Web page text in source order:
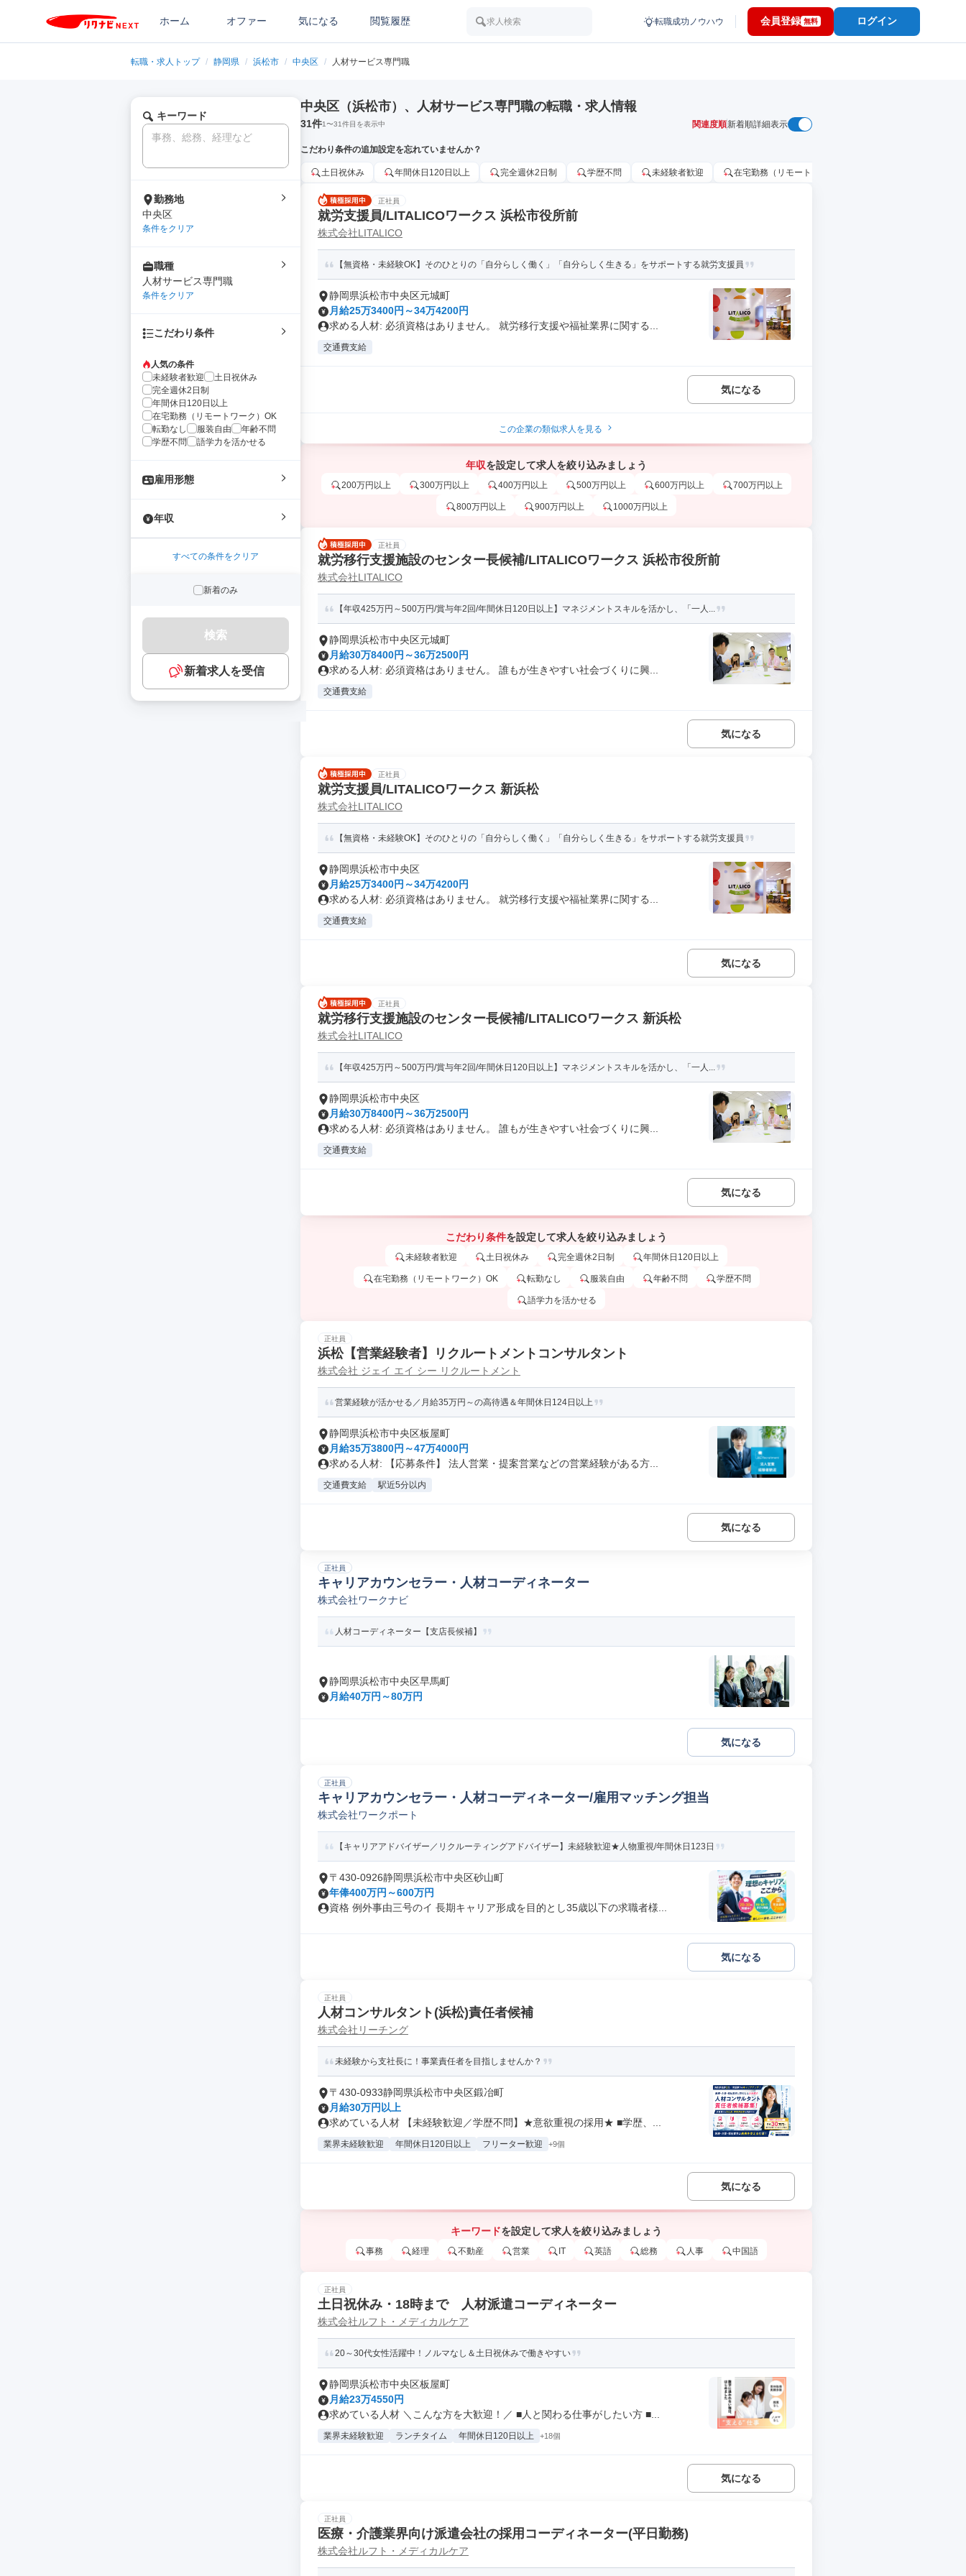
ホーム オファー 気になる 閲覧履歴 求人検索 転職成功ノウハウ 会員登録 無料 ログイン
転職・求人トップ / 静岡県 / 浜松市 / 中央区 / 人材サービス専門職
キーワード
勤務地
中央区
条件をクリア
職種
人材サービス専門職
条件をクリア
こだわり条件
人気の条件
未経験者歓迎
土日祝休み
完全週休2日制
年間休日120日以上
在宅勤務（リモートワーク）OK
転勤なし
服装自由
年齢不問
学歴不問
語学力を活かせる
雇用形態
年収
すべての条件をクリア
新着のみ
検索
新着求人を受信
中央区（浜松市）、人材サービス専門職の転職・求人情報
31件1〜31件目を表示中 関連度順新着順詳細表示
こだわり条件の追加設定を忘れていませんか？
土日祝休み 年間休日120日以上 完全週休2日制 学歴不問 未経験者歓迎 在宅勤務（リモートワーク）OK
正社員
就労支援員/LITALICOワークス 浜松市役所前
株式会社LITALICO
【無資格・未経験OK】そのひとりの「自分らしく働く」「自分らしく生きる」をサポートする就労支援員
静岡県浜松市中央区元城町
月給25万3400円～34万4200円
求める人材: 必須資格はありません。 就労移行支援や福祉業界に関する...
交通費支給
気になる
この企業の類似求人を見る
年収を設定して求人を絞り込みましょう
200万円以上 300万円以上 400万円以上 500万円以上 600万円以上 700万円以上
800万円以上 900万円以上 1000万円以上
正社員
就労移行支援施設のセンター長候補/LITALICOワークス 浜松市役所前
株式会社LITALICO
【年収425万円～500万円/賞与年2回/年間休日120日以上】マネジメントスキルを活かし、「一人...
静岡県浜松市中央区元城町
月給30万8400円～36万2500円
求める人材: 必須資格はありません。 誰もが生きやすい社会づくりに興...
交通費支給
気になる
正社員
就労支援員/LITALICOワークス 新浜松
株式会社LITALICO
【無資格・未経験OK】そのひとりの「自分らしく働く」「自分らしく生きる」をサポートする就労支援員
静岡県浜松市中央区
月給25万3400円～34万4200円
求める人材: 必須資格はありません。 就労移行支援や福祉業界に関する...
交通費支給
気になる
正社員
就労移行支援施設のセンター長候補/LITALICOワークス 新浜松
株式会社LITALICO
【年収425万円～500万円/賞与年2回/年間休日120日以上】マネジメントスキルを活かし、「一人...
静岡県浜松市中央区
月給30万8400円～36万2500円
求める人材: 必須資格はありません。 誰もが生きやすい社会づくりに興...
交通費支給
気になる
こだわり条件を設定して求人を絞り込みましょう
未経験者歓迎 土日祝休み 完全週休2日制 年間休日120日以上
在宅勤務（リモートワーク）OK 転勤なし 服装自由 年齢不問 学歴不問
語学力を活かせる
正社員
浜松【営業経験者】リクルートメントコンサルタント
株式会社 ジェイ エイ シー リクルートメント
営業経験が活かせる／月給35万円～の高待遇＆年間休日124日以上
静岡県浜松市中央区板屋町
月給35万3800円～47万4000円
求める人材: 【応募条件】 法人営業・提案営業などの営業経験がある方...
交通費支給 駅近5分以内
気になる
正社員
キャリアカウンセラー・人材コーディネーター
株式会社ワークナビ
人材コーディネーター【支店長候補】
静岡県浜松市中央区早馬町
月給40万円～80万円
気になる
正社員
キャリアカウンセラー・人材コーディネーター/雇用マッチング担当
株式会社ワークポート
【キャリアアドバイザー／リクルーティングアドバイザー】未経験歓迎★人物重視/年間休日123日
〒430-0926静岡県浜松市中央区砂山町
年俸400万円～600万円
資格 例外事由三号のイ 長期キャリア形成を目的とし35歳以下の求職者様...
気になる
正社員
人材コンサルタント(浜松)責任者候補
株式会社リーチング
未経験から支社長に！事業責任者を目指しませんか？
〒430-0933静岡県浜松市中央区鍛冶町
月給30万円以上
求めている人材 【未経験歓迎／学歴不問】★意欲重視の採用★ ■学歴、...
業界未経験歓迎 年間休日120日以上 フリーター歓迎 +9個
気になる
キーワードを設定して求人を絞り込みましょう
事務 経理 不動産 営業 IT 英語 総務 人事 中国語
正社員
土日祝休み・18時まで 人材派遣コーディネーター
株式会社ルフト・メディカルケア
20～30代女性活躍中！ノルマなし＆土日祝休みで働きやすい
静岡県浜松市中央区板屋町
月給23万4550円
求めている人材 ＼こんな方を大歓迎！／ ■人と関わる仕事がしたい方 ■...
業界未経験歓迎 ランチタイム 年間休日120日以上 +18個
気になる
正社員
医療・介護業界向け派遣会社の採用コーディネーター(平日勤務)
株式会社ルフト・メディカルケア